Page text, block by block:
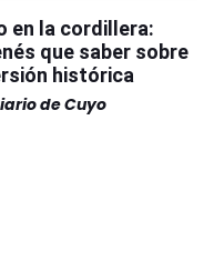
en la cordillera:
que saber sobre
histórica
de Cuyo